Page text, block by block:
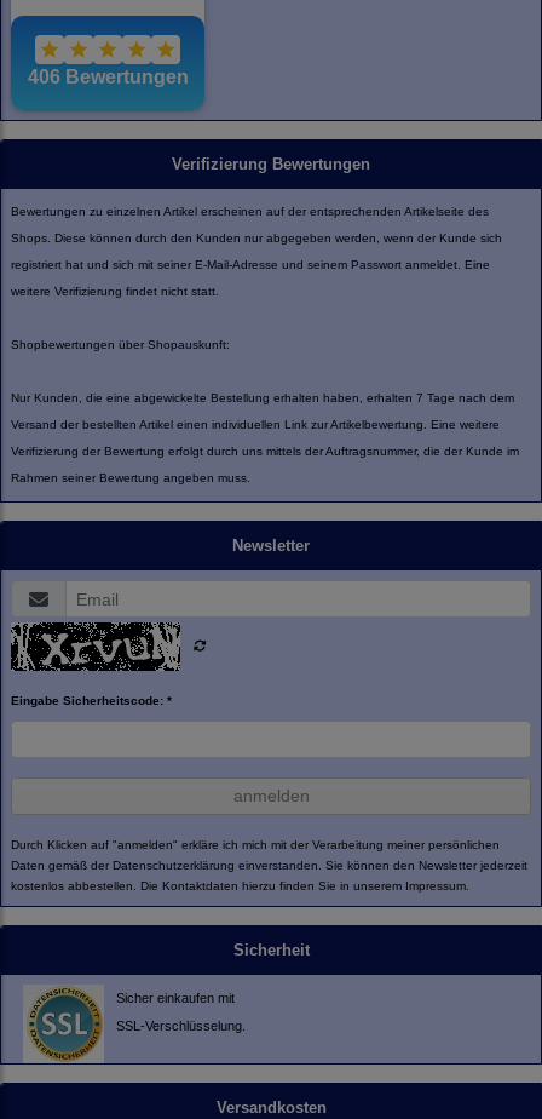
Verifizierung Bewertungen
Bewertungen zu einzelnen Artikel erscheinen auf der entsprechenden Artikelseite des
Shops. Diese können durch den Kunden nur abgegeben werden, wenn der Kunde sich
registriert hat und sich mit seiner E-Mail-Adresse und seinem Passwort anmeldet. Eine
weitere Verifizierung findet nicht statt.
Shopbewertungen über Shopauskunft:
Nur Kunden, die eine abgewickelte Bestellung erhalten haben, erhalten 7 Tage nach dem
Versand der bestellten Artikel einen individuellen Link zur Artikelbewertung. Eine weitere
Verifizierung der Bewertung erfolgt durch uns mittels der Auftragsnummer, die der Kunde im
Rahmen seiner Bewertung angeben muss.
Newsletter
Eingabe Sicherheitscode: *
anmelden
Durch Klicken auf "anmelden" erkläre ich mich mit der Verarbeitung meiner persönlichen
Daten gemäß der Datenschutzerklärung einverstanden. Sie können den Newsletter jederzeit
kostenlos abbestellen. Die Kontaktdaten hierzu finden Sie in unserem Impressum.
Sicherheit
Sicher einkaufen mit
SSL-Verschlüsselung.
Versandkosten